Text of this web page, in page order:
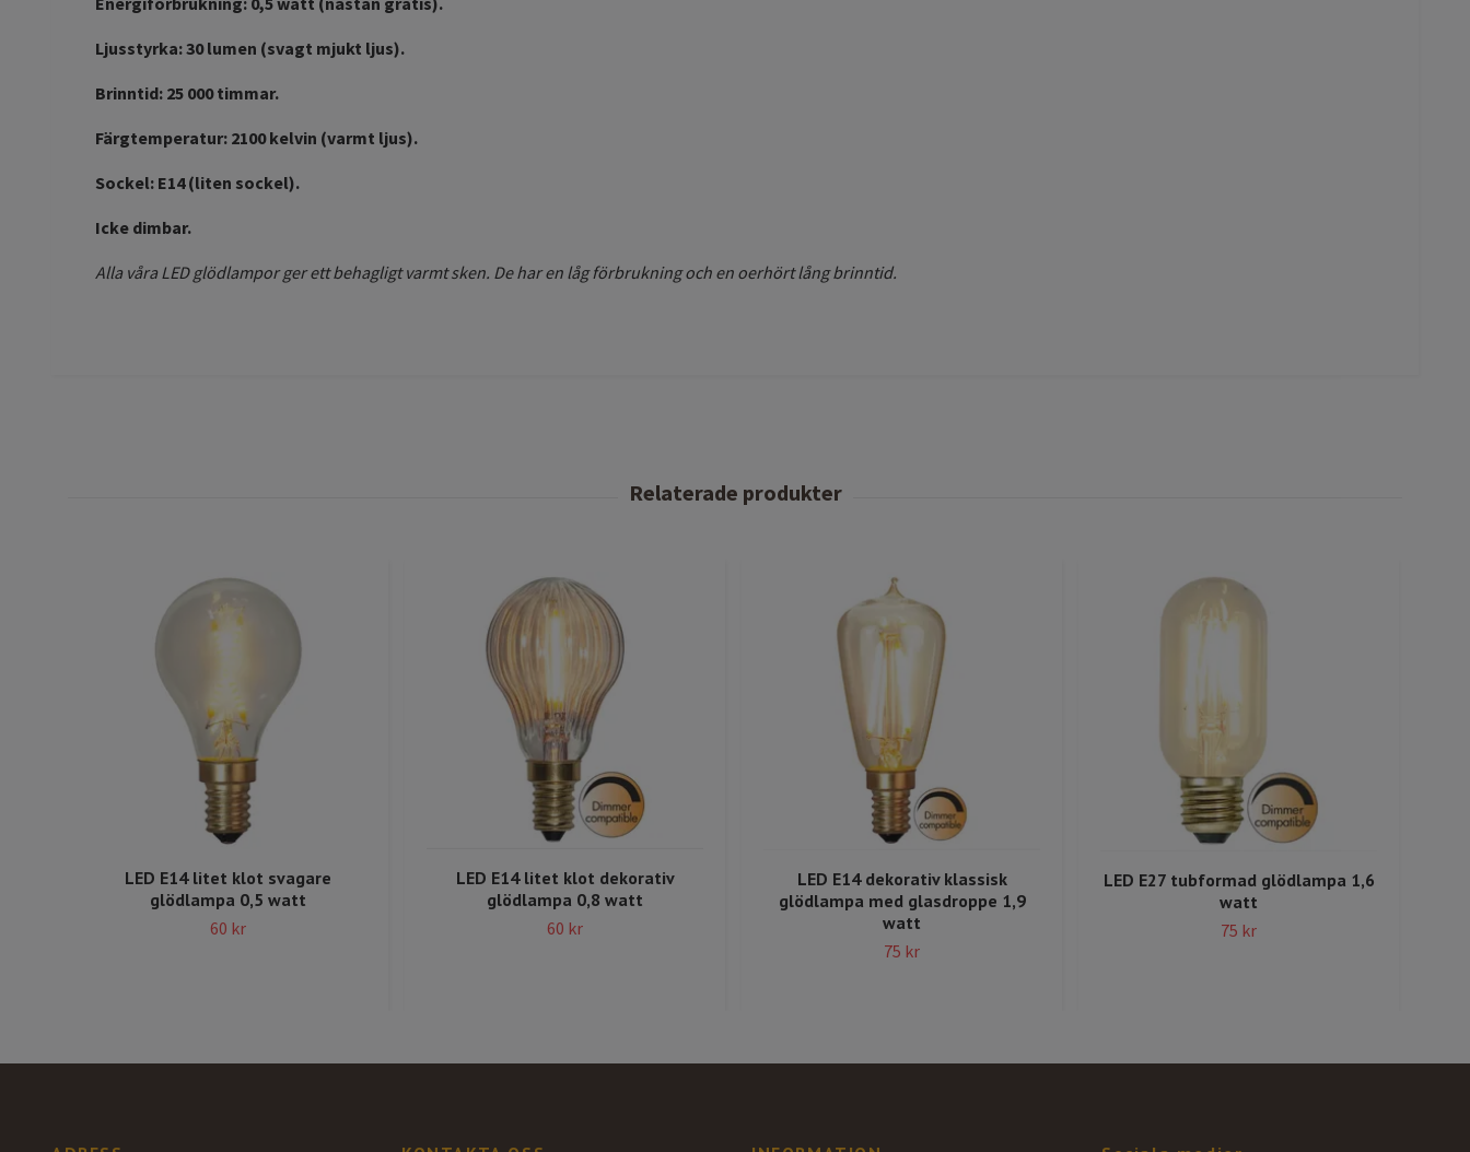
Ljusstyrka: 30 lumen (svagt mjukt ljus).
Brinntid: 25 000 timmar.
Färgtemperatur: 2100 kelvin (varmt ljus).
Sockel: E14 (liten sockel).
Icke dimbar.
Alla våra LED glödlampor ger ett behagligt varmt sken. De har en låg förbrukning och en oerhört lång brinntid.
LED E14 litet klot svagare
glödlampa 0,5 watt
60 kr
LED E14 litet klot dekorativ
glödlampa 0,8 watt
60 kr
LED E14 dekorativ klassisk
glödlampa med glasdroppe 1,9
watt
75 kr
LED E27 tubformad glödlampa 1,6
watt
75 kr